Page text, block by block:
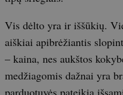
Vis dėlto yra ir iššūkių.
aiškiai apibrėžiantis
– kaina, nes aukštos
medžiagomis dažnai yra
parduotuvės pateikia